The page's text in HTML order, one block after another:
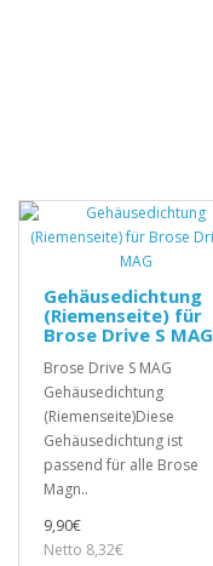
Gehäusedichtung
(Riemenseite) für
Brose Drive S MAG
Brose Drive S MAG
Gehäusedichtung
(Riemenseite)Diese
Gehäusedichtung ist
passend für alle Brose
Magn..
9,90€
Netto 8,32€